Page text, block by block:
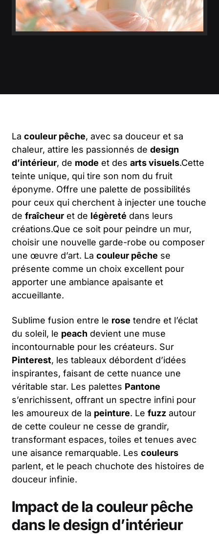
La couleur pêche, avec sa douceur et sa
chaleur, attire les passionnés de design
d’intérieur, de mode et des arts visuels.Cette
teinte unique, qui tire son nom du fruit
éponyme. Offre une palette de possibilités
pour ceux qui cherchent à injecter une touche
de fraîcheur et de légèreté dans leurs
créations.Que ce soit pour peindre un mur,
choisir une nouvelle garde-robe ou composer
une œuvre d’art. La couleur pêche se
présente comme un choix excellent pour
apporter une ambiance apaisante et
accueillante.
Sublime fusion entre le rose tendre et l’éclat
du soleil, le peach devient une muse
incontournable pour les créateurs. Sur
Pinterest, les tableaux débordent d’idées
inspirantes, faisant de cette nuance une
véritable star. Les palettes Pantone
s’enrichissent, offrant un spectre infini pour
les amoureux de la peinture. Le fuzz autour
de cette couleur ne cesse de grandir,
transformant espaces, toiles et tenues avec
une aisance remarquable. Les couleurs
parlent, et le peach chuchote des histoires de
douceur infinie.
Impact de la couleur pêche
dans le design d’intérieur